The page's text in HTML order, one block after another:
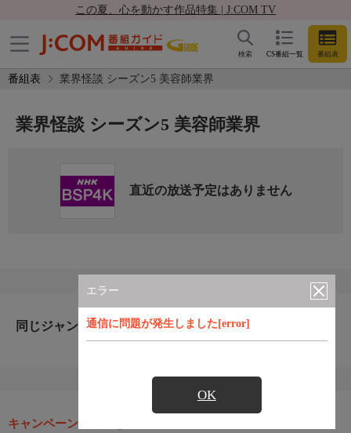
この夏、心を動かす作品特集 | J:COM TV
CS番組一覧 番組表
検索
番組表 業界怪談 シーズン5 美容師業界
エラー
通信に問題が発生しました[error]
OK
業界怪談 シーズン5 美容師業界
直近の放送予定はありません
同じジャンルのおすすめ番組
キャンペーン・お得な情報